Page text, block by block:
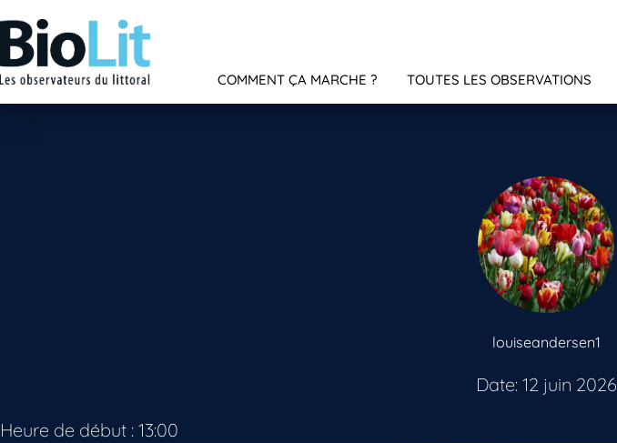
COMMENT ÇA MARCHE ? TOUTES LES OBSERVATIONS
louiseandersen1
Date: 12 juin 2026
Heure de début : 13:00